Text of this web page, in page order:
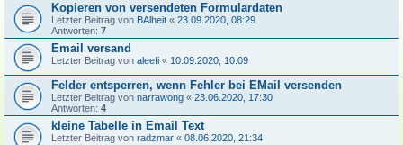
Kopieren von versendeten Formulardaten
Letzter Beitrag von BAlheit « 23.09.2020, 08:29
Antworten: 7
Email versand
Letzter Beitrag von aleefi « 10.09.2020, 10:09
Felder entsperren, wenn Fehler bei EMail versenden
Letzter Beitrag von narrawong « 23.06.2020, 17:30
Antworten: 4
kleine Tabelle in Email Text
Letzter Beitrag von radzmar « 08.06.2020, 21:34